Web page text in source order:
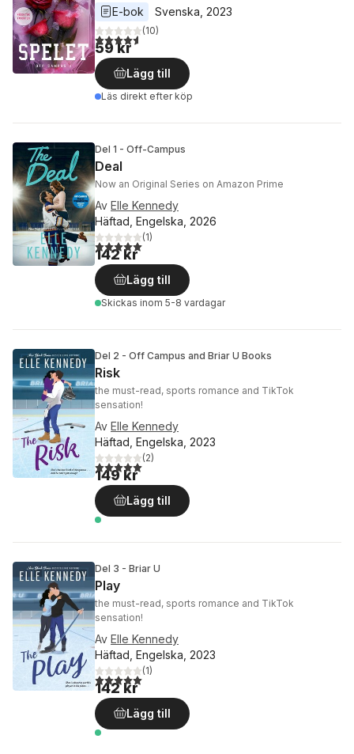
E-bok
Svenska 2023
4,6utav 5 stjärnor. Totalt antal röster:
(10)
59 kr
Lägg till
Läs direkt efter köp
Del 1 - Off-Campus
Deal
Now an Original Series on Amazon Prime
Av Elle Kennedy
Häftad, Engelska, 2026
5,0utav 5 stjärnor. Totalt antal röster:
(1)
142 kr
Lägg till
Skickas inom 5-8 vardagar
Del 2 - Off Campus and Briar U Books
Risk
the must-read, sports romance and TikTok
sensation!
Av Elle Kennedy
Häftad, Engelska, 2023
5,0utav 5 stjärnor. Totalt antal röster:
(2)
149 kr
Lägg till
Del 3 - Briar U
Play
the must-read, sports romance and TikTok
sensation!
Av Elle Kennedy
Häftad, Engelska, 2023
5,0utav 5 stjärnor. Totalt antal röster:
(1)
142 kr
Lägg till